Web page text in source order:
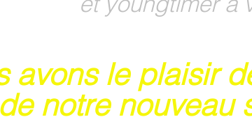
avons le plaisir
notre nouveau